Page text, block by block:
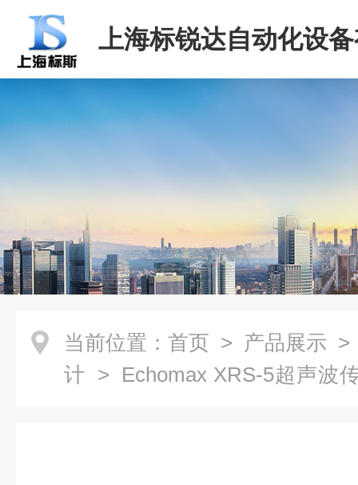
上海标锐达自动化设
司
当前位置： 首页 > 产品展示
计 > Echomax XRS-5超声波